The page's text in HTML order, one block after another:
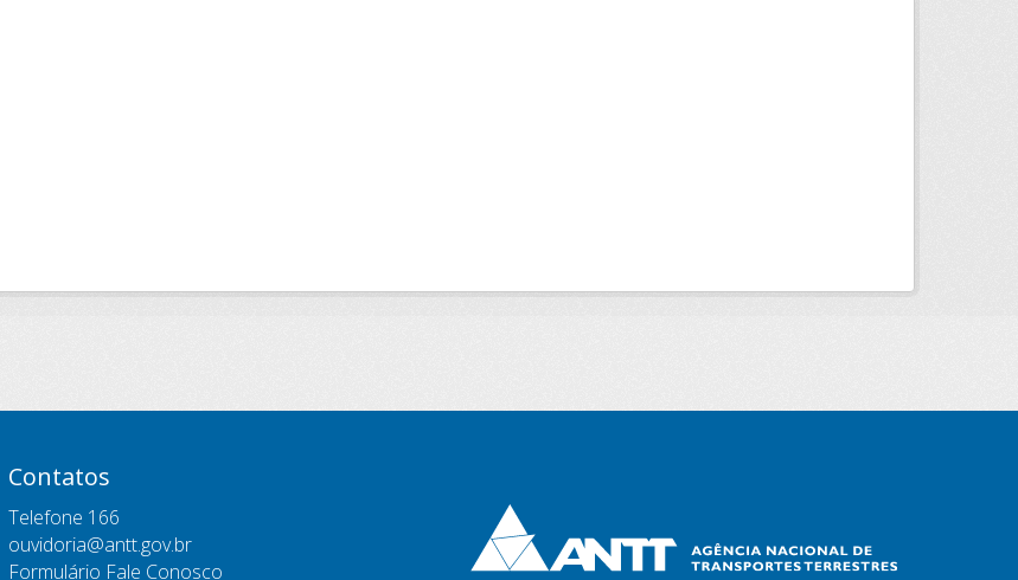
Contatos
Telefone 166
ouvidoria@antt.gov.br
Formulário Fale Conosco